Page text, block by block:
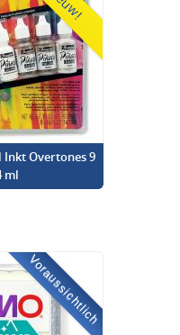
Overtones 9
ml
Voraussichtlich